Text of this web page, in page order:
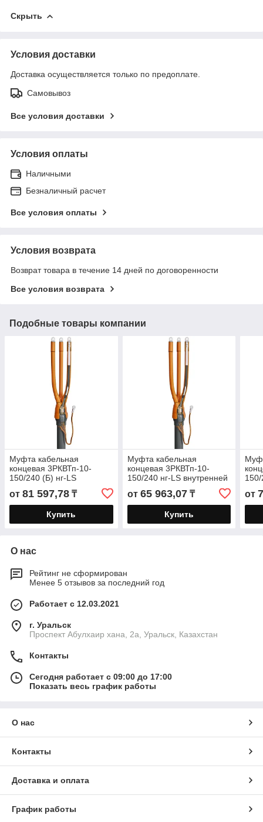
Скрыть
Условия доставки
Доставка осуществляется только по предоплате.
Самовывоз
Все условия доставки
Условия оплаты
Наличными
Безналичный расчет
Все условия оплаты
Условия возврата
Возврат товара в течение 14 дней по договоренности
Все условия возврата
Подобные товары компании
Муфта кабельная
концевая 3РКВТп-10-
150/240 (Б) нг-LS
внутренней установки для
кабелей «нг-LS» с ЭПР
изоляцией
от 81 597,78 ₸
Купить
Муфта кабельная
концевая 3РКВТп-10-
150/240 нг-LS внутренней
установки для кабелей
«нг-LS» с ЭПР изоляцией
до
от 65 963,07₸
Купить
от
О нас
Рейтинг не сформирован
Менее 5 отзывов за последний год
Работает с 12.03.2021
г. Уральск
Проспект Абулхаир хана, 2а, Уральск, Казахстан
Контакты
Сегодня работает с 09:00 до 17:00
Показать весь график работы
О нас
Контакты
Доставка и оплата
График работы